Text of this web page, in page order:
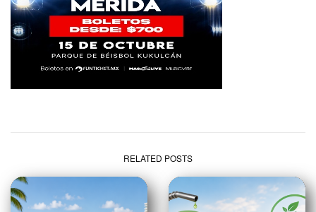
RELATED POSTS